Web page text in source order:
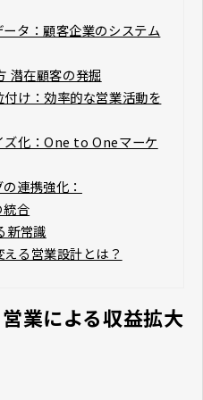
タ：顧客企業のシステム
潜在顧客の発掘
け：効率的な営業活動を
ズ化：One to Oneマーケ
連携強化：
合
新常識
る営業設計とは？
業による収益拡大